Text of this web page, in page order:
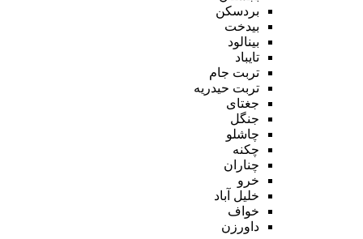
بردسکن
بیدخت
بینالود
تایباد
تربت جام
تربت حیدریه
جغتای
جنگل
چاشلو
چکنه
چناران
خرو
خلیل آباد
خواف
داورزن